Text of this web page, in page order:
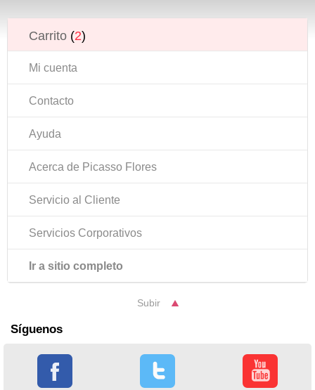
Carrito (2)
Mi cuenta
Contacto
Ayuda
Acerca de Picasso Flores
Servicio al Cliente
Servicios Corporativos
Ir a sitio completo
Subir
Síguenos